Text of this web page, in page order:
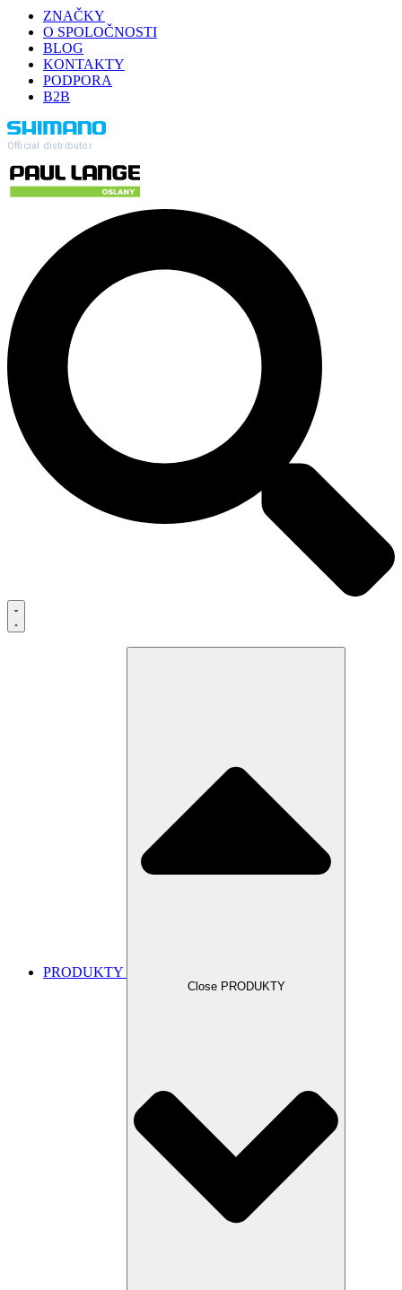
ZNAČKY
O SPOLOČNOSTI
BLOG
KONTAKTY
PODPORA
B2B
Official distributor
PRODUKTY
Close PRODUKTY